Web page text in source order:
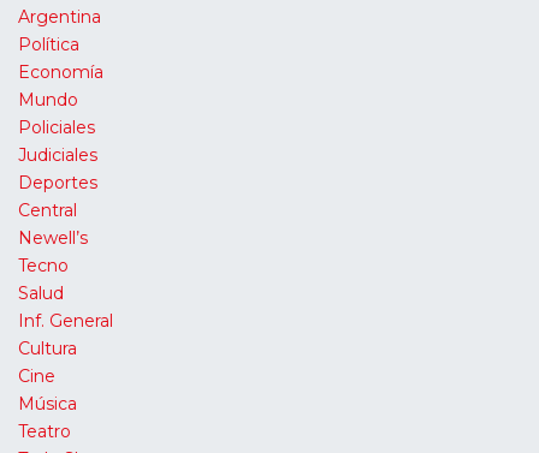
Argentina
Política
Economía
Mundo
Policiales
Judiciales
Deportes
Central
Newell’s
Tecno
Salud
Inf. General
Cultura
Cine
Música
Teatro